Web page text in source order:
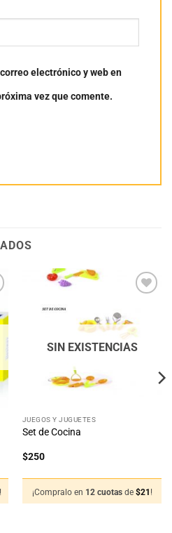
electrónico y web en
vez que comente.
!
lista
deseos
SIN EXISTENCIAS
JUEGOS Y JUGUETES
Set de Cocina
$250
¡Compralo en 12 cuotas de $21 !